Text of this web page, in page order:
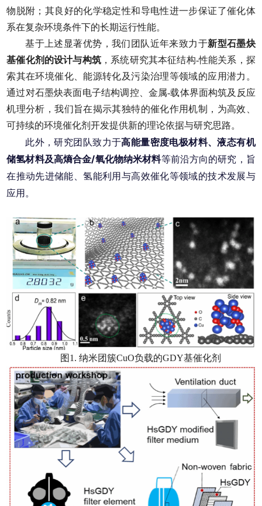
物脱附；其良好的化学稳定性和导电性进一步保证了催化体
系在复杂环境条件下的长期运行性能。
基于上述显著优势，我们团队近年来致力于新型石墨炔
基催化剂的设计与构筑，系统研究其本征结构-性能关系，探
索其在环境催化、能源转化及污染治理等领域的应用潜力。
通过对石墨炔表面电子结构调控、金属-载体界面构筑及反应
机理分析，我们旨在揭示其独特的催化作用机制，为高效、
可持续的环境催化剂开发提供新的理论依据与研究思路。
此外，研究团队致力于高能量密度电极材料、液态有机
储氢材料及高熵合金/氧化物纳米材料等前沿方向的研究，旨
在推动先进储能、氢能利用与高效催化等领域的技术发展与
应用。
图1. 纳米团簇CuO负载的GDY基催化剂